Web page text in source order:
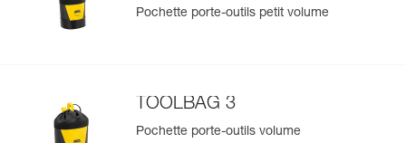
Pochette porte-outils petit volume
TOOLBAG 3
Pochette porte-outils volume